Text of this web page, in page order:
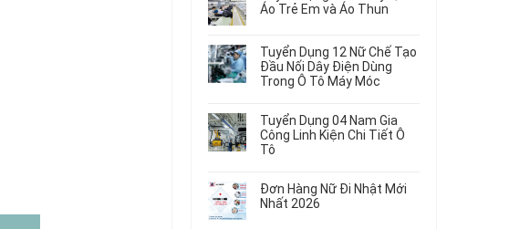
luận
Tuyển
Dụng
20
Nữ
Biến
Món
Ăn
Rau
Củ
Áo Trẻ Em và Áo Thun
có
bình
luận
ở
Dụng
5
Nữ
May
Áo
Trẻ
Tuyển Dụng 12 Nữ Chế Tạo
Đầu Nối Dây Điện Dùng
Trong Ô Tô Máy Móc
có
bình
luận
ở
Dụng
12
Tuyển Dụng 04 Nam Gia
Công Linh Kiện Chi Tiết Ô
Tô
có
bình
luận
Đơn Hàng Nữ Đi Nhật Mới
Nhất 2026